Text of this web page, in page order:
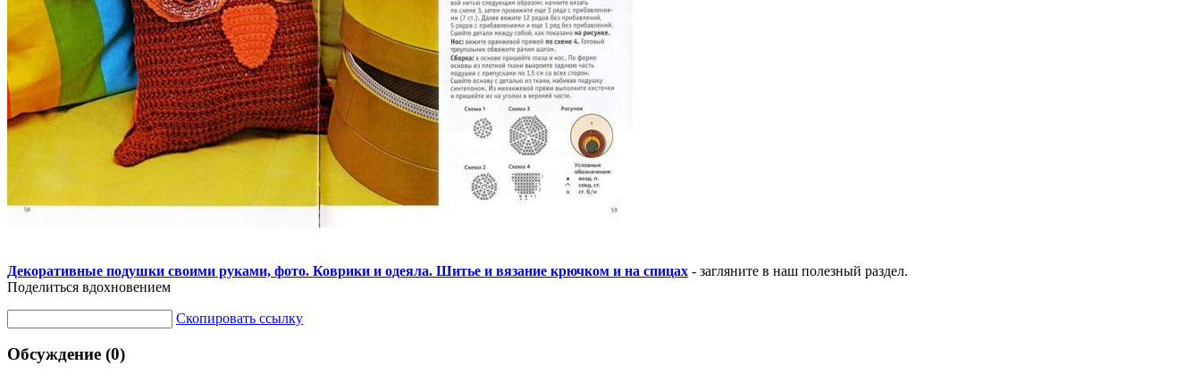
Декоративные подушки своими руками, фото. Коврики и одеяла. Шитье и вязание крючком и на спицах - загляните в наш полезный раздел.
Поделиться вдохновением
Скопировать ссылку
Обсуждение (0)